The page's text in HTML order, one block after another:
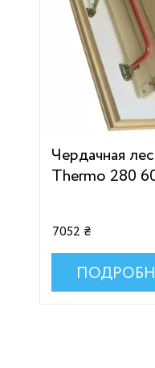
Чердачная
Thermo 280
7052 ₴